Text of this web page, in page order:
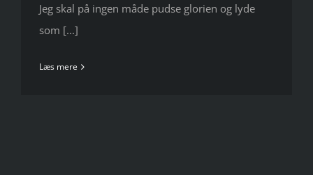
Jeg skal på ingen måde pudse glorien og lyde
som [...]
Læs mere